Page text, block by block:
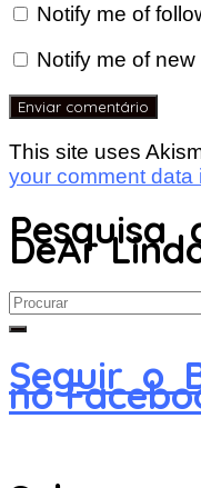
Notify me of
Notify me of
This site uses
your comment data
DeAr
Search
for:
Seguir o
no